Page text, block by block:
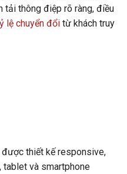
tải thông điệp rõ ràng, điều
lệ chuyển đổi từ khách truy
thiết kế responsive,
và smartphone